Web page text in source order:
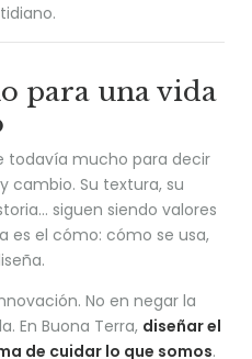
para una vida
todavía mucho para decir
cambio. Su textura, su
siguen siendo valores
es el cómo: cómo se usa,
No en negar la
En Buona Terra, diseñar el
de cuidar lo que somos.